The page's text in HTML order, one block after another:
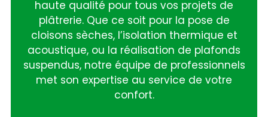
haute qualité pour tous vos projets de
plâtrerie. Que ce soit pour la pose de
cloisons sèches, l’isolation thermique et
acoustique, ou la réalisation de plafonds
suspendus, notre équipe de professionnels
met son expertise au service de votre
confort.